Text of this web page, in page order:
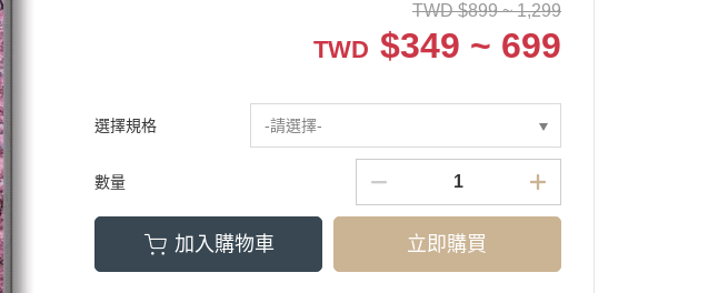
TWD $899 ~ 1,299
TWD $349 ~ 699
選擇規格 -請選擇-
數量
加入購物車 立即購買